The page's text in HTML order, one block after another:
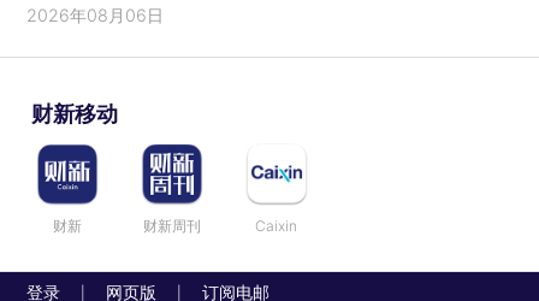
2026年08月06日
财新移动
财新 财新周刊 Caixin
登录 网页版 订阅电邮